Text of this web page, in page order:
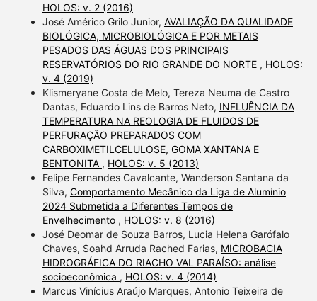
HOLOS: v. 2 (2016)
José Américo Grilo Junior, AVALIAÇÃO DA QUALIDADE
BIOLÓGICA, MICROBIOLÓGICA E POR METAIS
PESADOS DAS ÁGUAS DOS PRINCIPAIS
RESERVATÓRIOS DO RIO GRANDE DO NORTE , HOLOS:
v. 4 (2019)
Klismeryane Costa de Melo, Tereza Neuma de Castro
Dantas, Eduardo Lins de Barros Neto, INFLUÊNCIA DA
TEMPERATURA NA REOLOGIA DE FLUIDOS DE
PERFURAÇÃO PREPARADOS COM
CARBOXIMETILCELULOSE, GOMA XANTANA E
BENTONITA , HOLOS: v. 5 (2013)
Felipe Fernandes Cavalcante, Wanderson Santana da
Silva, Comportamento Mecânico da Liga de Alumínio
2024 Submetida a Diferentes Tempos de
Envelhecimento , HOLOS: v. 8 (2016)
José Deomar de Souza Barros, Lucia Helena Garófalo
Chaves, Soahd Arruda Rached Farias, MICROBACIA
HIDROGRÁFICA DO RIACHO VAL PARAÍSO: análise
socioeconômica , HOLOS: v. 4 (2014)
Marcus Vinícius Araújo Marques, Antonio Teixeira de